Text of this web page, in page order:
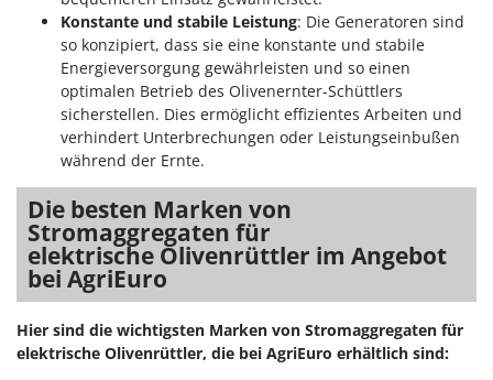
Nilfisk
Ninja
Novatec
Novital
NuAir
NuovaFac
O
Officine Savioli
Oliviero
Olix
OMA
Konstante und stabile Leistung: Die Generatoren sind
so konzipiert, dass sie eine konstante und stabile
Energieversorgung gewährleisten und so einen
optimalen Betrieb des Olivenernter-Schüttlers
sicherstellen. Dies ermöglicht effizientes Arbeiten und
verhindert Unterbrechungen oder Leistungseinbußen
während der Ernte.
Die besten Marken von
Stromaggregaten für
elektrische Olivenrüttler im Angebot
bei AgriEuro
Hier sind die wichtigsten Marken von Stromaggregaten für
elektrische Olivenrüttler, die bei AgriEuro erhältlich sind: